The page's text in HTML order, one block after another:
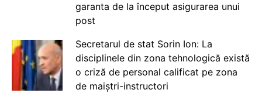
garanta de la început asigurarea unui
post
Secretarul de stat Sorin Ion: La
disciplinele din zona tehnologică există
o criză de personal calificat pe zona
de maiștri-instructori